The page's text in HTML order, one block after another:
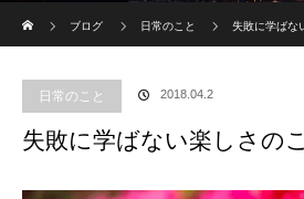
ブログ
日常のこと 失敗に学ばな
日常のこと 2018.04.2
失敗に学ばない楽しさのこ